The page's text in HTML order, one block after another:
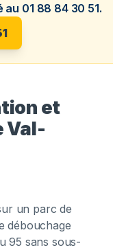
01 88 84 30 51.
et
Val-
un parc de
débouchage
95 sans sous-